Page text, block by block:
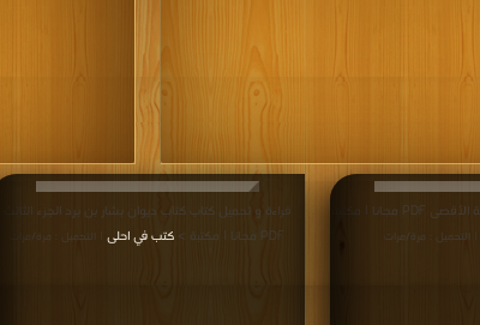
قراءة و تحميل كتاب كتاب ديوان بشار بن برد الجزء الثالث
PDF مجانا | مكتبة >
كتب في احلى | التحميل : مرة/مرات
قراءة و تحميل كتاب كتاب ملحمة الأقصى PDF مجانا | مكتبة
| التحميل : مرة/مرات